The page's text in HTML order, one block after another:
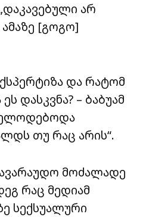
არ
ამაზე [გოგო]
და რატომ
დასკვნა? – ბაბუამ
თუ რაც არის“.
მოძალადე
რაც მედიამ
სექსუალური